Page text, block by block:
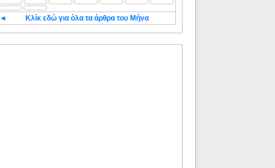
◄ Κλίκ εδώ για όλα τα άρθρα του Μήνα